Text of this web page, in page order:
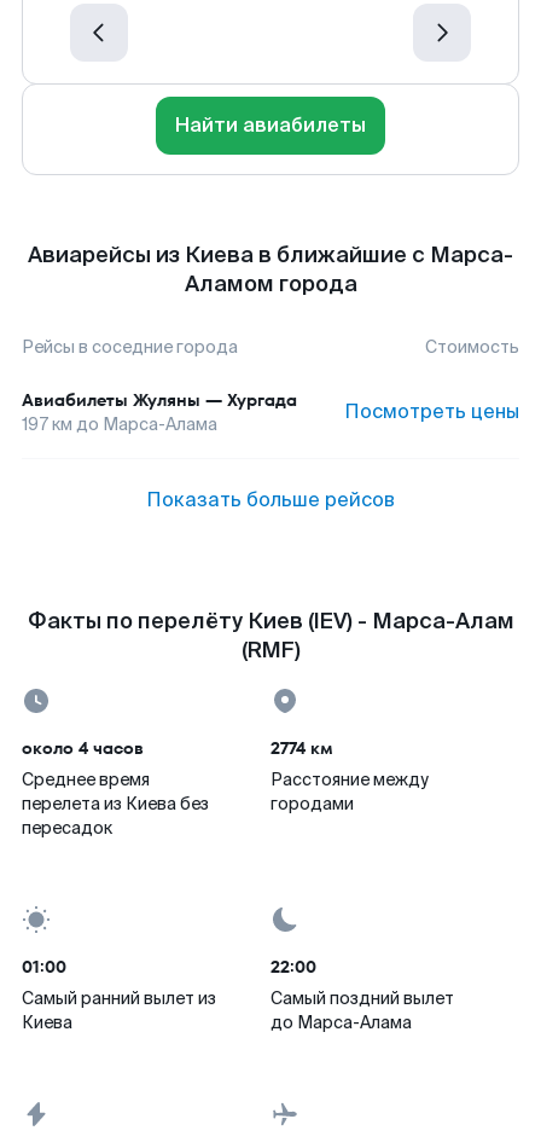
Найти авиабилеты
Авиарейсы из Киева в ближайшие с Марса-
Аламом города
Рейсы в соседние города Стоимость
Авиабилеты Жуляны — Хургада
197км до Марса-Алама Посмотреть цены
Показать больше рейсов
Факты по перелёту Киев (IEV) - Марса-Алам
(RMF)
около 4 часов
Среднее время
перелета из Киева без
пересадок
2774 км
Расстояние между
городами
01:00
Самый ранний вылет из
Киева
22:00
Самый поздний вылет
до Марса-Алама